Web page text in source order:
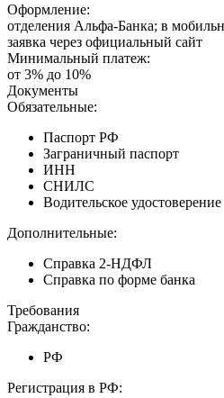
Оформление:
отделения Альфа-Банка; в
заявка через официальный сайт
Минимальный платеж:
от 3% до 10%
Документы
Обязательные:
Паспорт РФ
Заграничный паспорт
ИНН
СНИЛС
Водительское удостоверение
Дополнительные:
Справка 2-НДФЛ
Справка по форме банка
Требования
Гражданство:
РФ
Регистрация в РФ: